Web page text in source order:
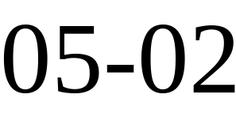
05-02